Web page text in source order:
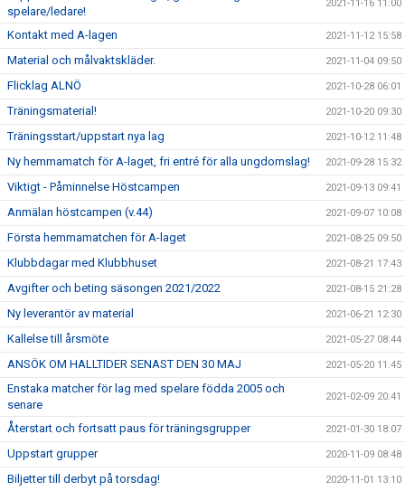
spelare/ledare!
2021-11-16 11:00
Kontakt med A-lagen 2021-11-12 15:58
Material och målvaktskläder. 2021-11-04 09:50
Flicklag ALNÖ 2021-10-28 06:01
Träningsmaterial! 2021-10-20 09:30
Träningsstart/uppstart nya lag 2021-10-12 11:48
Ny hemmamatch för A-laget, fri entré för alla ungdomslag! 2021-09-28 15:32
Viktigt - Påminnelse Höstcampen 2021-09-13 09:41
Anmälan höstcampen (v.44) 2021-09-07 10:08
Första hemmamatchen för A-laget 2021-08-25 09:50
Klubbdagar med Klubbhuset 2021-08-21 17:43
Avgifter och beting säsongen 2021/2022 2021-08-15 21:28
Ny leverantör av material 2021-06-21 12:30
Kallelse till årsmöte 2021-05-27 08:44
ANSÖK OM HALLTIDER SENAST DEN 30 MAJ 2021-05-20 11:45
Enstaka matcher för lag med spelare födda 2005 och
senare
2021-02-09 20:41
Återstart och fortsatt paus för träningsgrupper 2021-01-30 18:07
Uppstart grupper 2020-11-09 08:48
Biljetter till derbyt på torsdag! 2020-11-01 13:10